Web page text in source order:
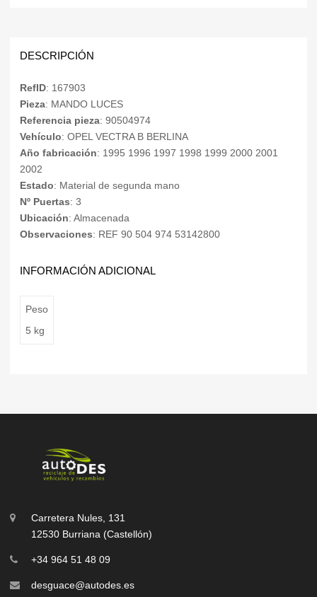
DESCRIPCIÓN
RefID: 167903
Pieza: MANDO LUCES
Referencia pieza: 90504974
Vehículo: OPEL VECTRA B BERLINA
Año fabricación: 1995 1996 1997 1998 1999 2000 2001
2002
Estado: Material de segunda mano
Nº Puertas: 3
Ubicación: Almacenada
Observaciones: REF 90 504 974 53142800
INFORMACIÓN ADICIONAL
Peso
5 kg
Carretera Nules, 131
12530 Burriana (Castellón)
+34 964 51 48 09
desguace@autodes.es